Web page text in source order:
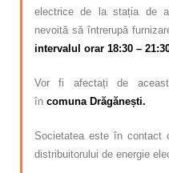
electrice de la stația de
nevoită să întrerupă
intervalul orar 18:30 –
Vor fi afectați de
în comuna Drăgănești.
Societatea este în contact
distribuitorului de energie